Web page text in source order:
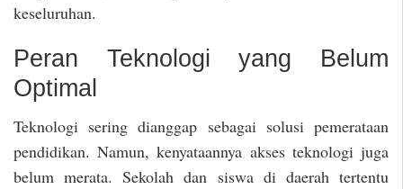
keseluruhan.
Peran Teknologi yang Belum
Optimal
Teknologi sering dianggap sebagai solusi pemerataan
pendidikan. Namun, kenyataannya akses teknologi juga
belum merata. Sekolah dan siswa di daerah tertentu